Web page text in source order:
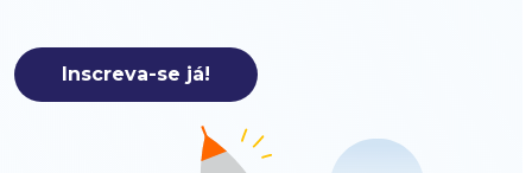
Inscreva-se já!